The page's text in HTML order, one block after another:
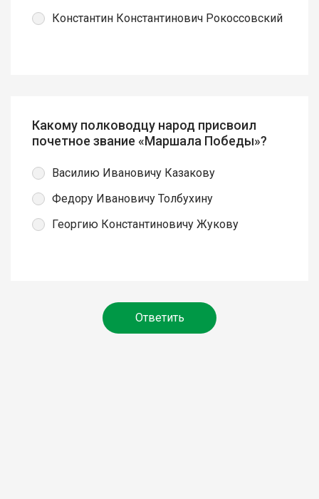
Константин Константинович Рокоссовский
Какому полководцу народ присвоил
почетное звание «Маршала Победы»?
Василию Ивановичу Казакову
Федору Ивановичу Толбухину
Георгию Константиновичу Жукову
Ответить